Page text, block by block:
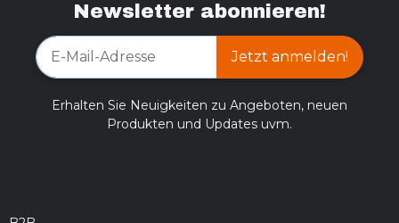
Newsletter abonnieren!
Jetzt anmelden!
Erhalten Sie Neuigkeiten zu Angeboten, neuen
Produkten und Updates uvm.